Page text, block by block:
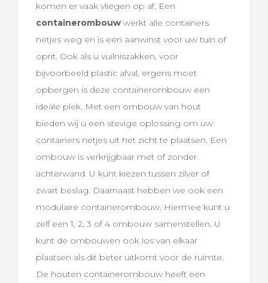
komen er vaak vliegen op af. Een
containerombouw werkt alle containers
netjes weg en is een aanwinst voor uw tuin of
oprit. Ook als u vuilniszakken, voor
bijvoorbeeld plastic afval, ergens moet
opbergen is deze containerombouw een
ideale plek. Met een ombouw van hout
bieden wij u een stevige oplossing om uw
containers netjes uit het zicht te plaatsen. Een
ombouw is verkrijgbaar met of zonder
achterwand. U kunt kiezen tussen zilver of
zwart beslag. Daarnaast hebben we ook een
modulaire containerombouw. Hiermee kunt u
zelf een 1, 2, 3 of 4 ombouw samenstellen. U
kunt de ombouwen ook los van elkaar
plaatsen als dit beter uitkomt voor de ruimte.
De houten containerombouw heeft een